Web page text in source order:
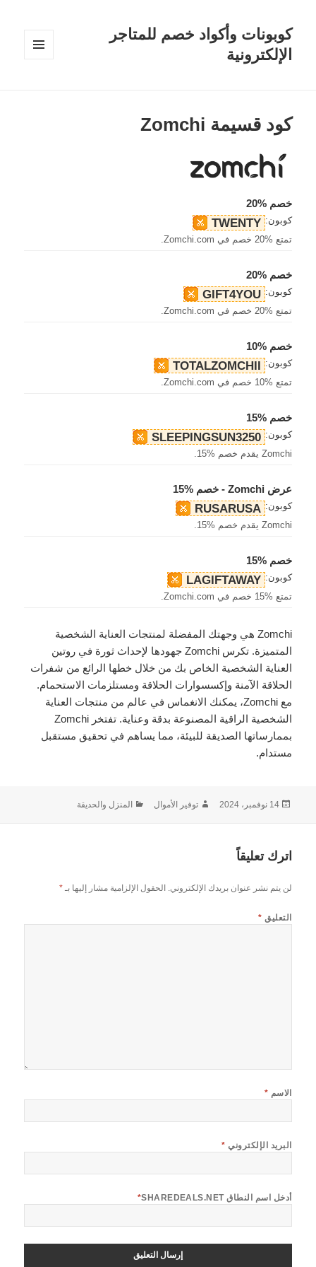
كوبونات وأكواد خصم للمتاجر
الإلكترونية
كود قسيمة Zomchi
خصم %20
كوبون: TWENTY
تمتع %20 خصم في Zomchi.com.
خصم %20
كوبون: GIFT4YOU
تمتع %20 خصم في Zomchi.com.
خصم %10
كوبون: TOTALZOMCHII
تمتع %10 خصم في Zomchi.com.
خصم %15
كوبون: SLEEPINGSUN3250
Zomchi يقدم خصم %15.
عرض Zomchi - خصم %15
كوبون: RUSARUSA
Zomchi يقدم خصم %15.
خصم %15
كوبون: LAGIFTAWAY
تمتع %15 خصم في Zomchi.com.
Zomchi هي وجهتك المفضلة لمنتجات العناية الشخصية
المتميزة. تكرس Zomchi جهودها لإحداث ثورة في روتين
العناية الشخصية الخاص بك من خلال خطها الرائع من شفرات
الحلاقة الآمنة وإكسسوارات الحلاقة ومستلزمات الاستحمام.
مع Zomchi، يمكنك الانغماس في عالم من منتجات العناية
الشخصية الراقية المصنوعة بدقة وعناية. تفتخر Zomchi
بممارساتها الصديقة للبيئة، مما يساهم في تحقيق مستقبل
مستدام.
نُشرت
14 نوفمبر، 2024 الكاتب
توفير الأموال التصنيفات
المنزل والحديقة
اترك تعليقاً
لن يتم نشر عنوان بريدك الإلكتروني. الحقول الإلزامية مشار إليها بـ*
التعليق *
الاسم *
البريد الإلكتروني *
أدخل اسم النطاق SHAREDEALS.NET *